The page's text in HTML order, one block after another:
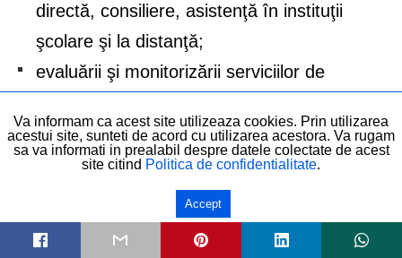
directă, consiliere, asistenţă în instituţii
şcolare şi la distanţă;
evaluării şi monitorizării serviciilor de
gimnaziale, primare, de arte şi meserii,
grupuri şcolare, licee;
desfășurării de activităţi profesionale
directe cu peste 3000 de cadre didactice
Va informam ca acest site utilizeaza cookies. Prin utilizarea
acestui site, sunteti de acord cu utilizarea acestora. Va rugam
sa va informati in prealabil despre datele colectate de acest
site citind Politica de confidentialitate.
Accept